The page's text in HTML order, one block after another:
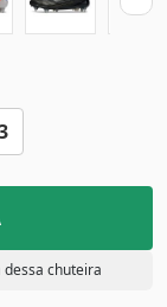
chuteira